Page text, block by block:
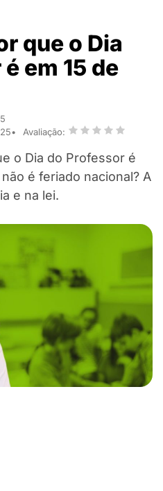
que o Dia
em 15 de
Avaliação:
o Dia do Professor é
é feriado nacional? A
e na lei.